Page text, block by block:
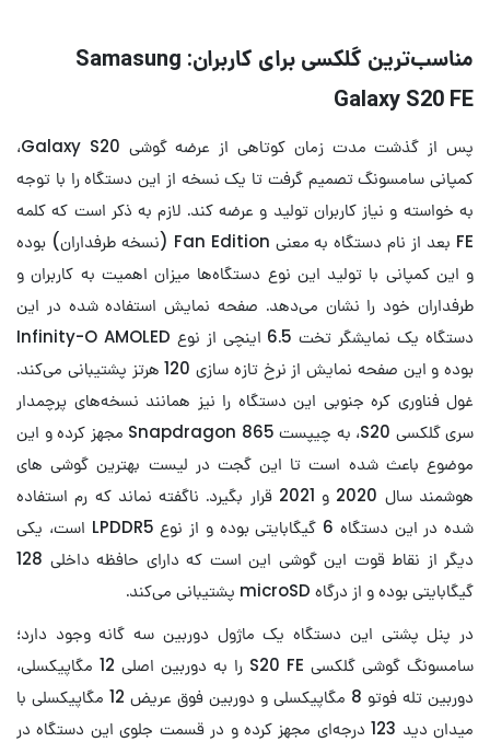
مناسب‌ترین گلکسی برای کاربران: Samasung
Galaxy S20 FE
پس از گذشت مدت زمان کوتاهی از عرضه گوشی Galaxy S20،
کمپانی سامسونگ تصمیم گرفت تا یک نسخه از این دستگاه را با توجه
به خواسته و نیاز کاربران تولید و عرضه کند. لازم به ذکر است که کلمه
FE بعد از نام دستگاه به معنی Fan Edition (نسخه طرفداران) بوده
و این کمپانی با تولید این نوع دستگاه‌ها میزان اهمیت به کاربران و
طرفداران خود را نشان می‌دهد. صفحه نمایش استفاده شده در این
دستگاه یک نمایشگر تخت 6.5 اینچی از نوع Infinity-O AMOLED
بوده و این صفحه نمایش از نرخ تازه سازی 120 هرتز پشتیبانی می‌کند.
غول فناوری کره جنوبی این دستگاه را نیز همانند نسخه‌های پرچمدار
سری گلکسی S20، به چیپست Snapdragon 865 مجهز کرده و این
موضوع باعث شده است تا این گجت در لیست بهترین گوشی های
هوشمند سال 2020 و 2021 قرار بگیرد. ناگفته نماند که رم استفاده
شده در این دستگاه 6 گیگابایتی بوده و از نوع LPDDR5 است، یکی
دیگر از نقاط قوت این گوشی این است که دارای حافظه داخلی 128
گیگابایتی بوده و از درگاه microSD پشتیبانی می‌کند.
در پنل پشتی این دستگاه یک ماژول دوربین سه گانه وجود دارد؛
سامسونگ گوشی گلکسی S20 FE را به دوربین اصلی 12 مگاپیکسلی،
دوربین تله فوتو 8 مگاپیکسلی و دوربین فوق عریض 12 مگاپیکسلی با
میدان دید 123 درجه‌ای مجهز کرده و در قسمت جلوی این دستگاه در